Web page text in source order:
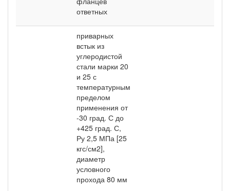
ответных
приварных
встык из
углеродистой
стали марки 20
и 25 с
температурным
пределом
применения от
-30 град. С до
+425 град. С,
Ру 2,5 МПа [25
кгс/см2],
диаметр
условного
прохода 80 мм